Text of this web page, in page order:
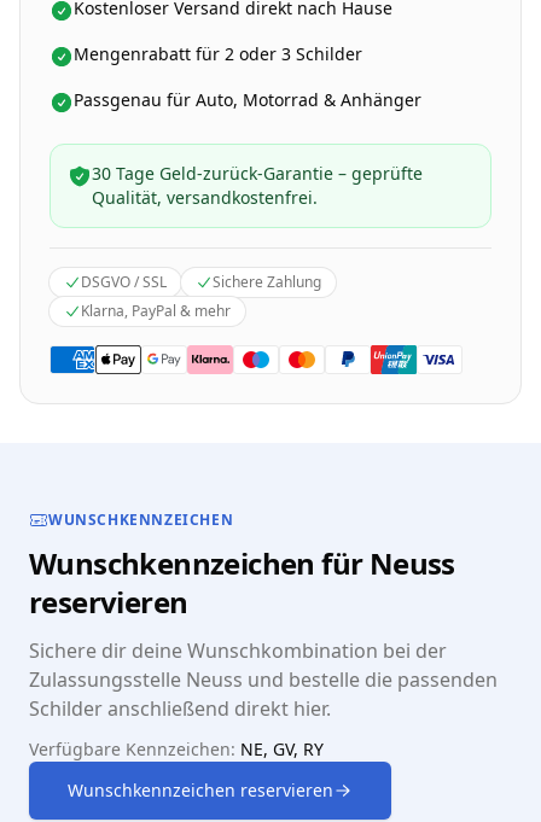
Kostenloser Versand direkt nach Hause
Mengenrabatt für 2 oder 3 Schilder
Passgenau für Auto, Motorrad & Anhänger
30 Tage Geld-zurück-Garantie – geprüfte
Qualität, versandkostenfrei.
DSGVO / SSL
Sichere Zahlung
Klarna, PayPal & mehr
WUNSCHKENNZEICHEN
Wunschkennzeichen für Neuss
reservieren
Sichere dir deine Wunschkombination bei der
Zulassungsstelle Neuss und bestelle die passenden
Schilder anschließend direkt hier.
Verfügbare Kennzeichen: NE, GV, RY
Wunschkennzeichen reservieren